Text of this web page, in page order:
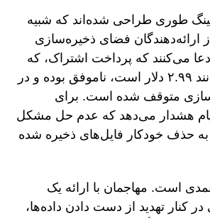
طوری طراحی شده‌اند که شبیه
ارائه‌دهندگان فضای ذخیره‌سازی
می‌کنند که پرداخت اشتراک، که
اغلب مبلغ کمی مانند ۲.۹۹ دلار است، ناموفق بوده و در
متوقف شده است. برای
هشدار می‌دهد که عدم حل مشکل
حذف خودکار فایل‌های ذخیره شده
است. مهاجمان با ارائه یک
کنار تهدید از دست دادن داده‌ها،